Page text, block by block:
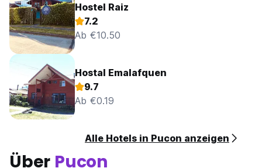
Hostel Raiz
7.2
Ab €10.50
Hostal Emalafquen
9.7
Ab €0.19
Alle Hotels in Pucon anzeigen
Über Pucon